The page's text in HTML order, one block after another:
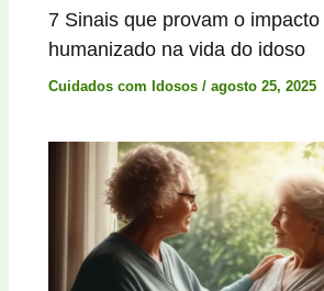
7 Sinais que provam o
humanizado na vida do idoso
Cuidados com Idosos /agosto 25, 2025